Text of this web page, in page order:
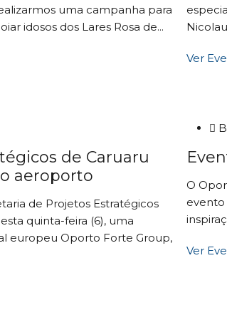
uma campanha para
idosos dos Lares Rosa de...
Ver
de Caruaru
aeroporto
de Projetos Estratégicos
quinta-feira (6), uma
europeu Oporto Forte Group,
O
Ver